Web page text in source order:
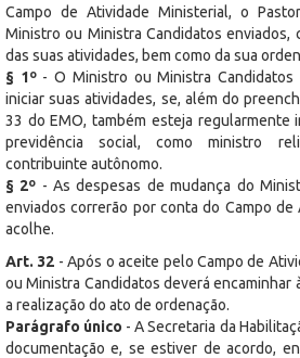
Campo de Atividade Ministerial, o
Ministro ou Ministra Candidatos enviados,
das suas atividades, bem como da sua
§ 1º - O Ministro ou Ministra Candidatos
iniciar suas atividades, se, além do
33 do EMO, também esteja regularmente
previdência social, como ministro
contribuinte autônomo.
§ 2º - As despesas de mudança do
enviados correrão por conta do Campo
acolhe.
Art. 32 - Após o aceite pelo Campo de
ou Ministra Candidatos deverá encaminhar
a realização do ato de ordenação.
Parágrafo único - A Secretaria da
documentação e, se estiver de acordo,